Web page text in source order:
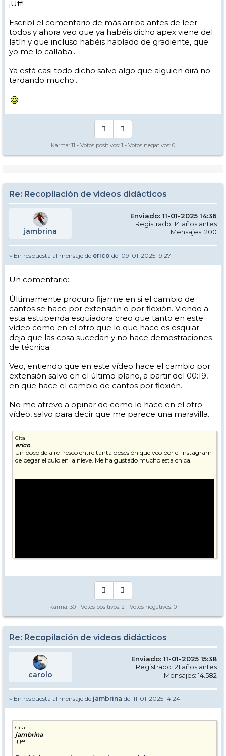
¡Uff!
Escribí el comentario de más arriba antes de leer
todos y ahora veo que ya habéis dicho apex viene del
latín y que incluso habéis hablado de gradiente, que
yo me lo callaba...
Ya está casi todo dicho salvo algo que alguien dirá no
tardando mucho...
Karma: 11 - Votos positivos: 1 - Votos negativos: 0
Re: Recopilación de videos didácticos
jambrina
Enviado: 11-01-2025 14:36
Registrado: 14 años antes
Mensajes: 200
» En respuesta al mensaje de erico del 09-01-2025 19:27
Un comentario:
Últimamente procuro fijarme en si el cambio de
cantos se hace por extensión o por flexión. Viendo a
esta estupenda esquiadora creo que tanto en este
vídeo como en el otro que lo que hace es esquiar:
deja que las cosa sucedan y no hace demostraciones
de técnica.
Veo, entiendo que en este vídeo hace el cambio por
extensión salvo en el último plano, a partir del 00:19,
en que hace el cambio de cantos por flexión.
No me atrevo a opinar de como lo hace en el otro
vídeo, salvo para decir que me parece una maravilla.
Cita
erico
Un poco de aire fresco entre tànta obsesión que veo por el Instagram
de pegar el culo en la nieve. Me ha gustado mucho esta chica.
Karma: 30 - Votos positivos: 2 - Votos negativos: 0
Re: Recopilación de videos didácticos
carolo
Enviado: 11-01-2025 15:38
Registrado: 21 años antes
Mensajes: 14.582
» En respuesta al mensaje de jambrina del 11-01-2025 14:24
Cita
jambrina
¡Uff!